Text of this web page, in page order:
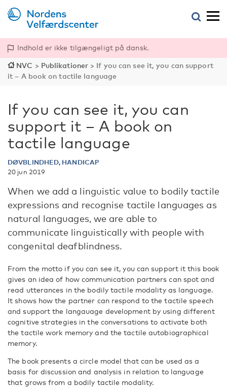
Indhold er ikke tilgængeligt på dansk.
NVC > Publikationer > If you can see it, you can support
it – A book on tactile language
If you can see it, you can
support it – A book on
tactile language
DØVBLINDHED, HANDICAP
20 jun 2019
When we add a linguistic value to bodily tactile
expressions and recognise tactile languages as
natural languages, we are able to
communicate linguistically with people with
congenital deafblindness.
From the motto if you can see it, you can support it this book
gives an idea of how communication partners can spot and
read utterances in the bodily tactile modality as language.
It shows how the partner can respond to the tactile speech
and support the langauage development by using different
cognitive strategies in the conversations to activate both
the tactile work memory and the tactile autobiographical
memory.
The book presents a circle model that can be used as a
basis for discussion and analysis in relation to language
that grows from a bodily tactile modality.